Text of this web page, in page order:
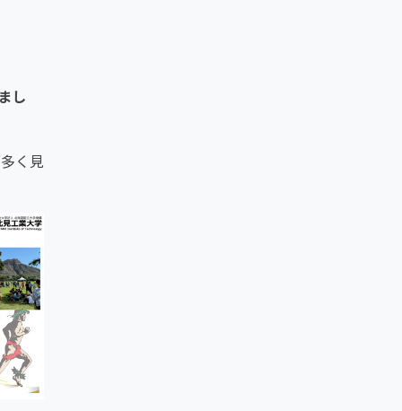
し
く見